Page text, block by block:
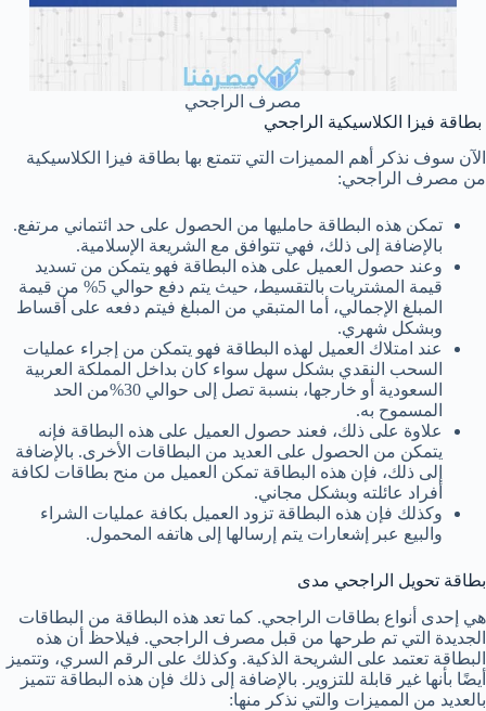
مصرف الراجحي
بطاقة فيزا الكلاسيكية الراجحي
الآن سوف نذكر أهم المميزات التي تتمتع بها بطاقة فيزا الكلاسيكية
من مصرف الراجحي:
تمكن هذه البطاقة حامليها من الحصول على حد ائتماني مرتفع.
بالإضافة إلى ذلك، فهي تتوافق مع الشريعة الإسلامية.
وعند حصول العميل على هذه البطاقة فهو يتمكن من تسديد
قيمة المشتريات بالتقسيط، حيث يتم دفع حوالي 5% من قيمة
المبلغ الإجمالي، أما المتبقي من المبلغ فيتم دفعه على أقساط
وبشكل شهري.
عند امتلاك العميل لهذه البطاقة فهو يتمكن من إجراء عمليات
السحب النقدي بشكل سهل سواء كان بداخل المملكة العربية
السعودية أو خارجها، بنسبة تصل إلى حوالي 30%من الحد
المسموح به.
علاوة على ذلك، فعند حصول العميل على هذه البطاقة فإنه
يتمكن من الحصول على العديد من البطاقات الأخرى. بالإضافة
إلى ذلك، فإن هذه البطاقة تمكن العميل من منح بطاقات لكافة
أفراد عائلته وبشكل مجاني.
وكذلك فإن هذه البطاقة تزود العميل بكافة عمليات الشراء
والبيع عبر إشعارات يتم إرسالها إلى هاتفه المحمول.
بطاقة تحويل الراجحي مدى
هي إحدى أنواع بطاقات الراجحي. كما تعد هذه البطاقة من البطاقات
الجديدة التي تم طرحها من قبل مصرف الراجحي. فيلاحظ أن هذه
البطاقة تعتمد على الشريحة الذكية. وكذلك على الرقم السري، وتتميز
أيضًا بأنها غير قابلة للتزوير. بالإضافة إلى ذلك فإن هذه البطاقة تتميز
بالعديد من المميزات والتي نذكر منها: